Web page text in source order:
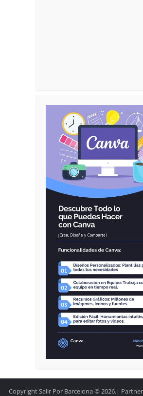
Copyright Salir Por Barcelona © 2026.|